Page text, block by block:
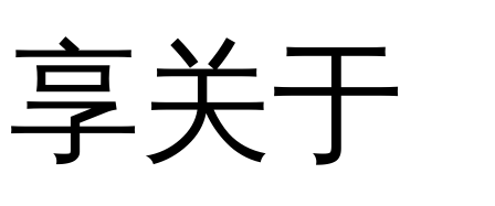
享关于